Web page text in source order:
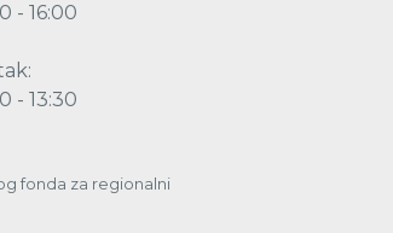
- 16:00
- 13:30
fonda za regionalni